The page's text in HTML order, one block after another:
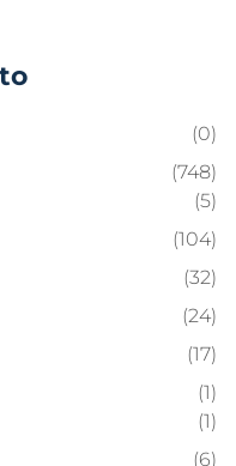
(0)
(748)
(5)
(104)
(32)
(24)
(17)
(1)
(1)
(6)